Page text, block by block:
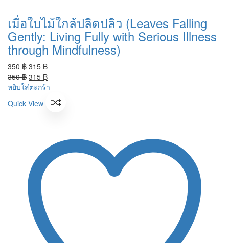
เมื่อใบไม้ใกล้ปลิดปลิว (Leaves Falling
Gently: Living Fully with Serious Illness
through Mindfulness)
350฿ Original
price
was:
315 ฿Current
price
is:
315 ฿.
350฿ Original
price
350 ฿.
315 ฿Current
price
315 ฿.
หยิบใส่ตะกร้า
Quick View